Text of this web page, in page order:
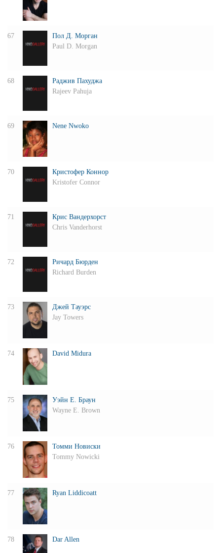
67
Пол Д. Морган
Paul D. Morgan
68
Раджив Пахуджа
Rajeev Pahuja
69 Nene Nwoko
70
Кристофер Коннор
Kristofer Connor
71
Крис Вандерхорст
Chris Vanderhorst
72
Ричард Бюрден
Richard Burden
73
Джей Тауэрс
Jay Towers
74 David Midura
75
Уэйн Е. Браун
Wayne E. Brown
76
Томми Новиски
Tommy Nowicki
77 Ryan Liddicoatt
78 Dar Allen